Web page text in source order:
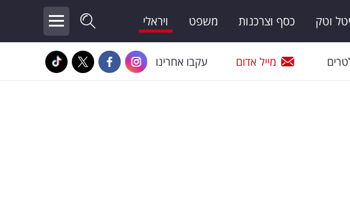
וטק כסף וצרכנות משפט ויראלי
מייל אדום עקבו אחרינו